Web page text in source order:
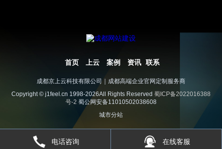
电话咨询 在线客服
首页 上云 案例 资讯 联系
成都京上云科技有限公司｜成都高端企业官网定制服务商
Copyright © j1feel.cn 1998-2026All Rights Reserved 蜀ICP备2022016388
号-2 蜀公网安备11010502038608
城市分站